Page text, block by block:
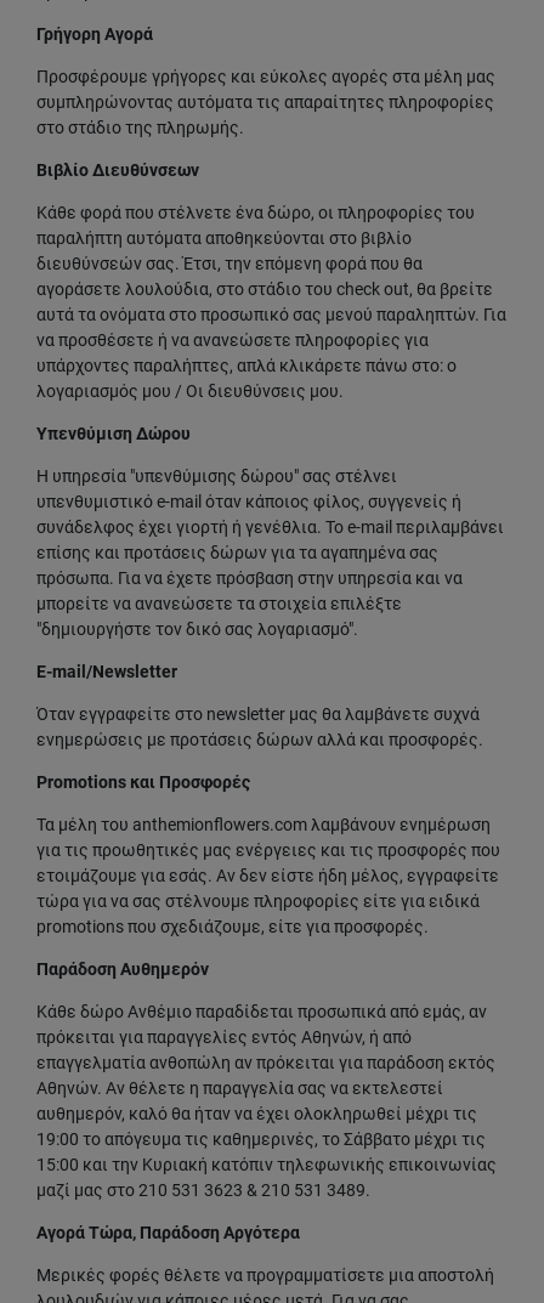
Γρήγορη Αγορά
Προσφέρουμε γρήγορες και εύκολες αγορές στα μέλη μας
συμπληρώνοντας αυτόματα τις απαραίτητες πληροφορίες
στο στάδιο της πληρωμής.
Βιβλίο Διευθύνσεων
Κάθε φορά που στέλνετε ένα δώρο, οι πληροφορίες του
παραλήπτη αυτόματα αποθηκεύονται στο βιβλίο
διευθύνσεών σας. Έτσι, την επόμενη φορά που θα
αγοράσετε λουλούδια, στο στάδιο του check out, θα βρείτε
αυτά τα ονόματα στο προσωπικό σας μενού παραληπτών. Για
να προσθέσετε ή να ανανεώσετε πληροφορίες για
υπάρχοντες παραλήπτες, απλά κλικάρετε πάνω στο: ο
λογαριασμός μου / Οι διευθύνσεις μου.
Υπενθύμιση Δώρου
Η υπηρεσία "υπενθύμισης δώρου" σας στέλνει
υπενθυμιστικό e-mail όταν κάποιος φίλος, συγγενείς ή
συνάδελφος έχει γιορτή ή γενέθλια. Το e-mail περιλαμβάνει
επίσης και προτάσεις δώρων για τα αγαπημένα σας
πρόσωπα. Για να έχετε πρόσβαση στην υπηρεσία και να
μπορείτε να ανανεώσετε τα στοιχεία επιλέξτε
"δημιουργήστε τον δικό σας λογαριασμό".
E-mail/Newsletter
Όταν εγγραφείτε στο newsletter μας θα λαμβάνετε συχνά
ενημερώσεις με προτάσεις δώρων αλλά και προσφορές.
Promotions και Προσφορές
Τα μέλη του anthemionflowers.com λαμβάνουν ενημέρωση
για τις προωθητικές μας ενέργειες και τις προσφορές που
ετοιμάζουμε για εσάς. Αν δεν είστε ήδη μέλος, εγγραφείτε
τώρα για να σας στέλνουμε πληροφορίες είτε για ειδικά
promotions που σχεδιάζουμε, είτε για προσφορές.
Παράδοση Αυθημερόν
Κάθε δώρο Ανθέμιο παραδίδεται προσωπικά από εμάς, αν
πρόκειται για παραγγελίες εντός Αθηνών, ή από
επαγγελματία ανθοπώλη αν πρόκειται για παράδοση εκτός
Αθηνών. Αν θέλετε η παραγγελία σας να εκτελεστεί
αυθημερόν, καλό θα ήταν να έχει ολοκληρωθεί μέχρι τις
19:00 το απόγευμα τις καθημερινές, το Σάββατο μέχρι τις
15:00 και την Κυριακή κατόπιν τηλεφωνικής επικοινωνίας
μαζί μας στο 210 531 3623 & 210 531 3489.
Αγορά Τώρα, Παράδοση Αργότερα
Μερικές φορές θέλετε να προγραμματίσετε μια αποστολή